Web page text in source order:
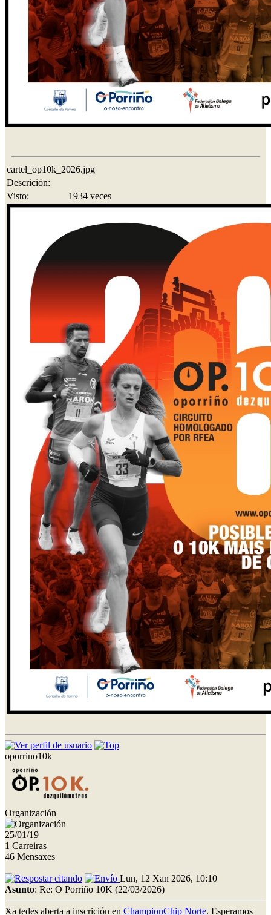
cartel_op10k_2026.jpg
Descrición:
Visto:
1934 veces
oporrino10k
Organización
25/01/19
1 Carreiras
46 Mensaxes
Lun, 12 Xan 2026, 10:10
Asunto: Re: O Porriño 10K (22/03/2026)
Xa tedes aberta a inscrición en ChampionChip Norte. Esperamos